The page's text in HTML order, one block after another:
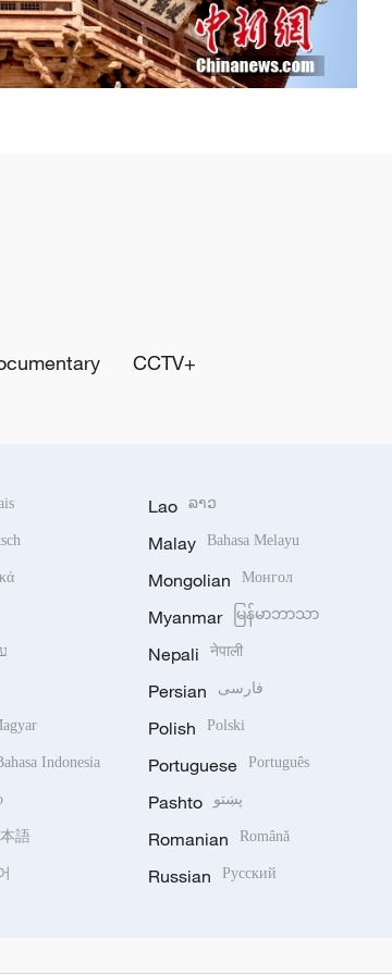
CCTV+
Indonesia
語
Lao ລາວ
Malay Bahasa Melayu
Mongolian Монгол
Myanmar မြန်မာဘာသာ
Nepali नेपाली
Persian فارسی
Polish Polski
Portuguese Português
Pashto پښتو
Romanian Română
Russian Русский